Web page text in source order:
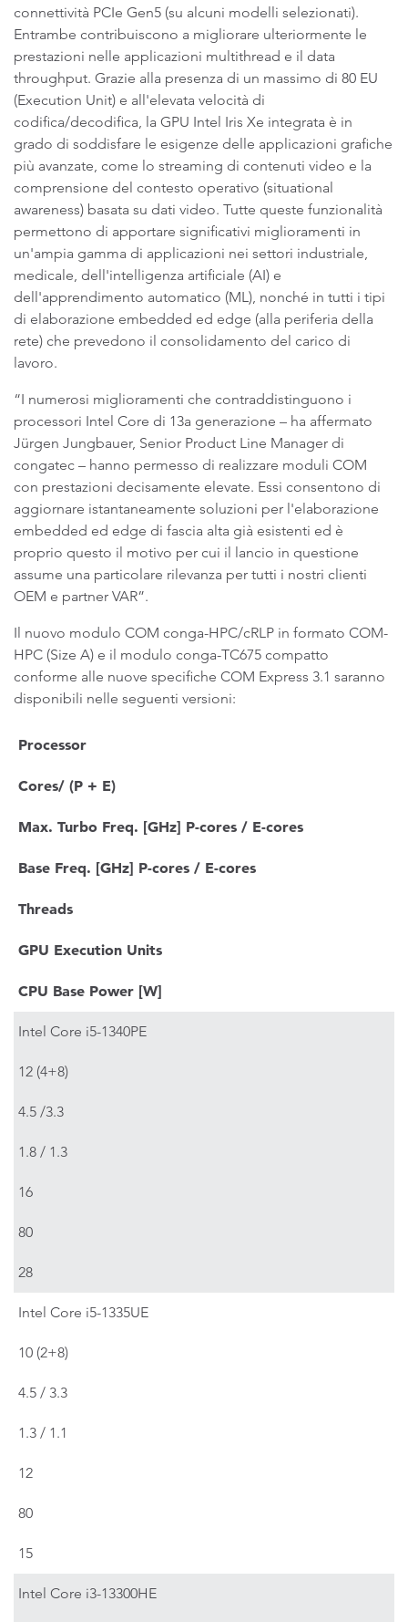
connettività PCIe Gen5 (su alcuni modelli selezionati).
Entrambe contribuiscono a migliorare ulteriormente le
prestazioni nelle applicazioni multithread e il data
throughput. Grazie alla presenza di un massimo di 80 EU
(Execution Unit) e all'elevata velocità di
codifica/decodifica, la GPU Intel Iris Xe integrata è in
grado di soddisfare le esigenze delle applicazioni grafiche
più avanzate, come lo streaming di contenuti video e la
comprensione del contesto operativo (situational
awareness) basata su dati video. Tutte queste funzionalità
permettono di apportare significativi miglioramenti in
un'ampia gamma di applicazioni nei settori industriale,
medicale, dell'intelligenza artificiale (AI) e
dell'apprendimento automatico (ML), nonché in tutti i tipi
di elaborazione embedded ed edge (alla periferia della
rete) che prevedono il consolidamento del carico di
lavoro.
“I numerosi miglioramenti che contraddistinguono i
processori Intel Core di 13a generazione – ha affermato
Jürgen Jungbauer, Senior Product Line Manager di
congatec – hanno permesso di realizzare moduli COM
con prestazioni decisamente elevate. Essi consentono di
aggiornare istantaneamente soluzioni per l'elaborazione
embedded ed edge di fascia alta già esistenti ed è
proprio questo il motivo per cui il lancio in questione
assume una particolare rilevanza per tutti i nostri clienti
OEM e partner VAR”.
Il nuovo modulo COM conga-HPC/cRLP in formato COM-
HPC (Size A) e il modulo conga-TC675 compatto
conforme alle nuove specifiche COM Express 3.1 saranno
disponibili nelle seguenti versioni:
Processor
Cores/ (P + E)
Max. Turbo Freq. [GHz] P-cores / E-cores
Base Freq. [GHz] P-cores / E-cores
Threads
GPU Execution Units
CPU Base Power [W]
Intel Core i5-1340PE
12 (4+8)
4.5 /3.3
1.8 / 1.3
16
80
28
Intel Core i5-1335UE
10 (2+8)
4.5 / 3.3
1.3 / 1.1
12
80
15
Intel Core i3-13300HE